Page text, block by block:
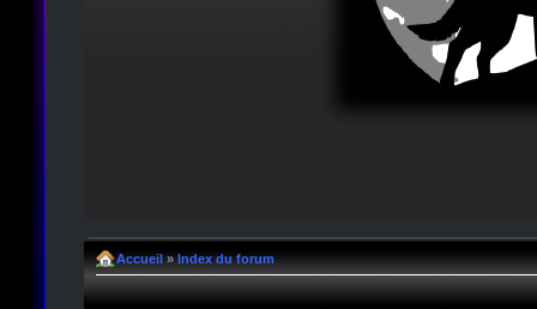
Accueil » Index du forum